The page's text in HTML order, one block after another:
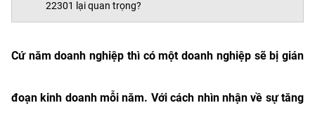
22301 lại quan trọng?
Cứ năm doanh nghiệp thì có một doanh nghiệp sẽ bị gián
đoạn kinh doanh mỗi năm. Với cách nhìn nhận về sự tăng